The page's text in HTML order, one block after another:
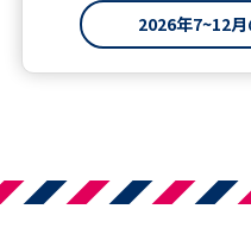
2026年7~12